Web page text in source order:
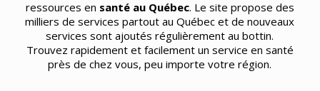
ressources en santé au Québec. Le site propose des
milliers de services partout au Québec et de nouveaux
services sont ajoutés régulièrement au bottin.
Trouvez rapidement et facilement un service en santé
près de chez vous, peu importe votre région.